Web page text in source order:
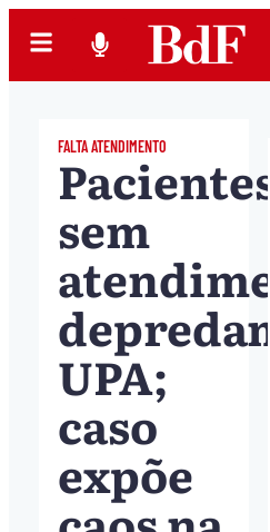
FALTA ATENDIMENTO
Pacientes
sem
UPA;
caso
expõe